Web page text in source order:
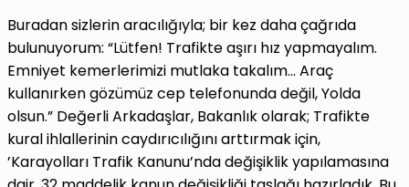
Buradan sizlerin aracılığıyla; bir kez daha çağrıda
bulunuyorum: “Lütfen! Trafikte aşırı hız yapmayalım.
Emniyet kemerlerimizi mutlaka takalım… Araç
kullanırken gözümüz cep telefonunda değil, Yolda
olsun.” Değerli Arkadaşlar, Bakanlık olarak; Trafikte
kural ihlallerinin caydırıcılığını arttırmak için,
’Karayolları Trafik Kanunu’nda değişiklik yapılamasına